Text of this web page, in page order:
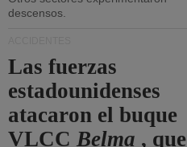
descensos.
Las fuerzas
estadounidenses
atacaron el buque
VLCCBelma , que